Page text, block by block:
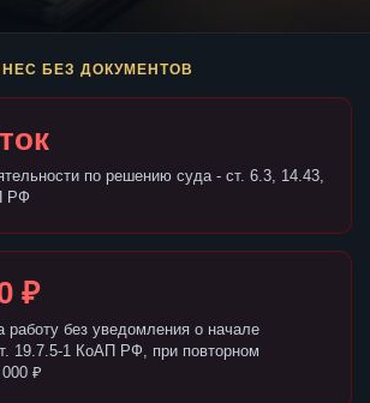
БЕЗ ДОКУМЕНТОВ
по решению суда - ст. 6.3, 14.43,
РФ
₽
без уведомления о начале
19.7.5-1 КоАП РФ, при повторном
₽